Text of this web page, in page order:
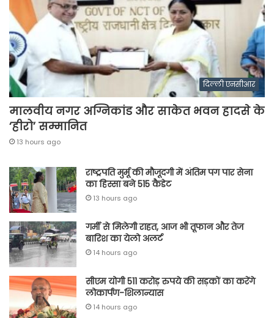
दिल्ली एनसीआर
मालवीय नगर अग्निकांड और साकेत भवन हादसे के
‘हीरो’ सम्मानित
13 hours ago
राष्ट्रपति मुर्मू की मौजूदगी में अंतिम पग पार सेना
का हिस्सा बने 515 कैडेट
13 hours ago
गर्मी से मिलेगी राहत, आज भी तूफान और तेज
बारिश का येलो अलर्ट
14 hours ago
सीएम योगी 511 करोड़ रुपये की सड़कों का करेंगे
लोकार्पण-शिलान्यास
14 hours ago